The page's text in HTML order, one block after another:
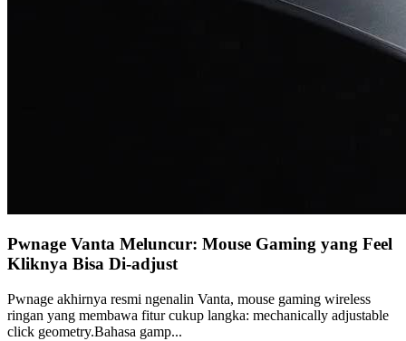
Pwnage Vanta Meluncur: Mouse Gaming yang Feel
Kliknya Bisa Di-adjust
Pwnage akhirnya resmi ngenalin Vanta, mouse gaming wireless
ringan yang membawa fitur cukup langka: mechanically adjustable
click geometry.Bahasa gamp...